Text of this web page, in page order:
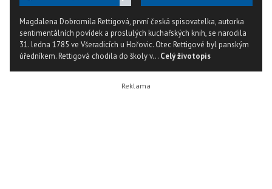
Magdalena Dobromila Rettigová, první česká spisovatelka, autorka
sentimentálních povídek a proslulých kuchařských knih, se narodila
31. ledna 1785 ve Všeradicích u Hořovic. Otec Rettigové byl panským
úředníkem. Rettigová chodila do školy v... Celý životopis